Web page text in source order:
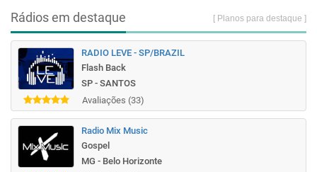
Rádios em destaque [ Planos para destaque ]
RADIO LEVE - SP/BRAZIL
Flash Back
SP - SANTOS
Avaliações (33)
Radio Mix Music
Gospel
MG - Belo Horizonte